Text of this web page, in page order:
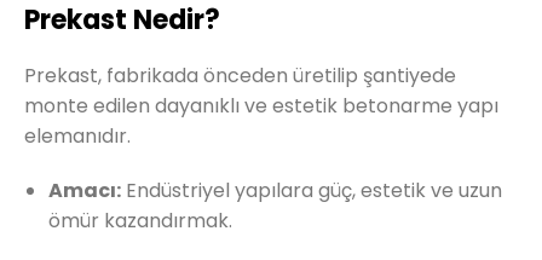
Prekast Nedir?
Prekast, fabrikada önceden üretilip şantiyede
monte edilen dayanıklı ve estetik betonarme yapı
elemanıdır.
Amacı: Endüstriyel yapılara güç, estetik ve uzun
ömür kazandırmak.